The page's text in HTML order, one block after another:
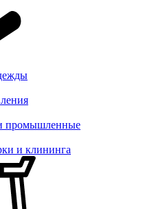
промышленные
и клининга